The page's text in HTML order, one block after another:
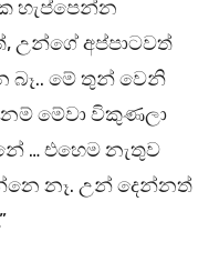
හැප්පෙන්න
උන්ගේ අප්පාටවත්
මේ තුන් වෙනි
නම් මේවා විකුණලා
… එහෙම නැතුව
නෑ. උන් දෙන්නත්